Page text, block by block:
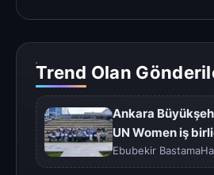
Trend Olan
Ankara
UN Women iş
Ebubekir